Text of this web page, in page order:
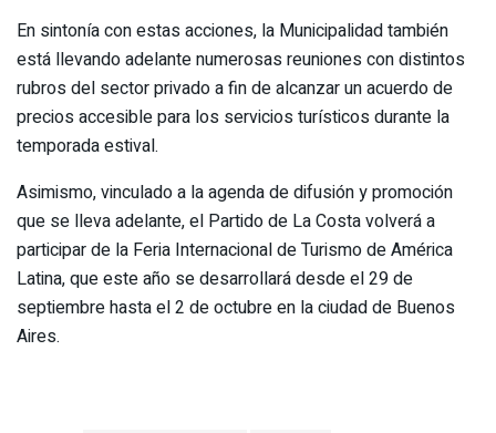
En sintonía con estas acciones, la Municipalidad también
está llevando adelante numerosas reuniones con distintos
rubros del sector privado a fin de alcanzar un acuerdo de
precios accesible para los servicios turísticos durante la
temporada estival.
Asimismo, vinculado a la agenda de difusión y promoción
que se lleva adelante, el Partido de La Costa volverá a
participar de la Feria Internacional de Turismo de América
Latina, que este año se desarrollará desde el 29 de
septiembre hasta el 2 de octubre en la ciudad de Buenos
Aires.